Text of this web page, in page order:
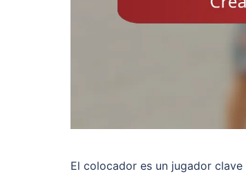
El colocador es un jugador